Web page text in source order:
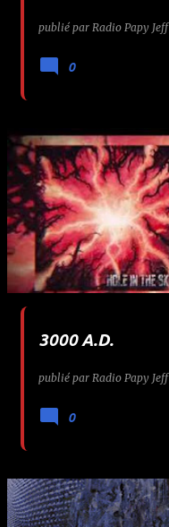
publié par Radio Papy Jeff
0
3000 A.D.
publié par Radio Papy Jeff
0